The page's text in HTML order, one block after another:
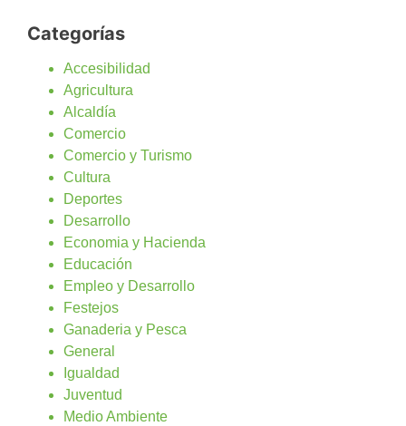
Categorías
Accesibilidad
Agricultura
Alcaldía
Comercio
Comercio y Turismo
Cultura
Deportes
Desarrollo
Economia y Hacienda
Educación
Empleo y Desarrollo
Festejos
Ganaderia y Pesca
General
Igualdad
Juventud
Medio Ambiente